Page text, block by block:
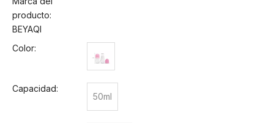
producto:
BEYAQI
Color:
Capacidad:
50ml